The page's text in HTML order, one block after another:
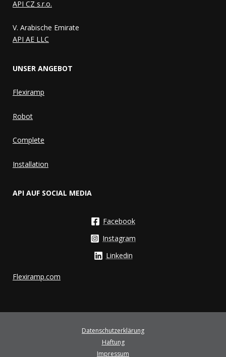
API CZ s.r.o.
V. Arabische Emirate
API AE LLC
UNSER ANGEBOT
Flexiramp
Robot
Complete
Installation
API AUF SOCIAL MEDIA
Facebook
Instagram
Linkedin
Flexiramp.com
Datenschutzerklärung
Haftung
Impressum